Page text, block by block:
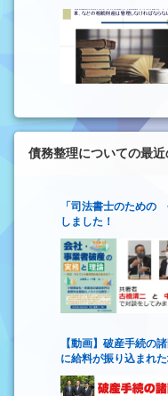
債務整理についての最近
「司法書士のための
しました！
【動画】破産手続の
に給料が振り込まれ